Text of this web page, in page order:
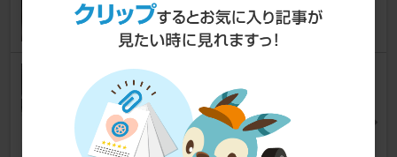
0
NISMO セラメタC
プリメーラ [P10]
かねちゃん丸さん